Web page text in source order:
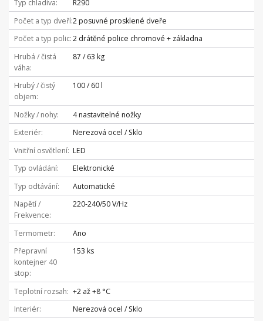
Typ chladiva
R290
Počet a typ dveří2 posuvné prosklené dveře
Počet a typ polic 2 drátěné police chromové + základna
Hrubá / čistá
váha
87 / 63 kg
Hrubý / čistý
objem
100 / 60 l
Nožky / nohy
4 nastavitelné nožky
Exteriér
Nerezová ocel / Sklo
Vnitřní osvětlení LED
Typ ovládání
Elektronické
Typ odtávání
Automatické
Napětí /
Frekvence
220-240/50 V/Hz
Termometr
Ano
Přepravní
kontejner 40
stop
153 ks
Teplotní rozsah
+2 až +8 °C
Interiér
Nerezová ocel / Sklo